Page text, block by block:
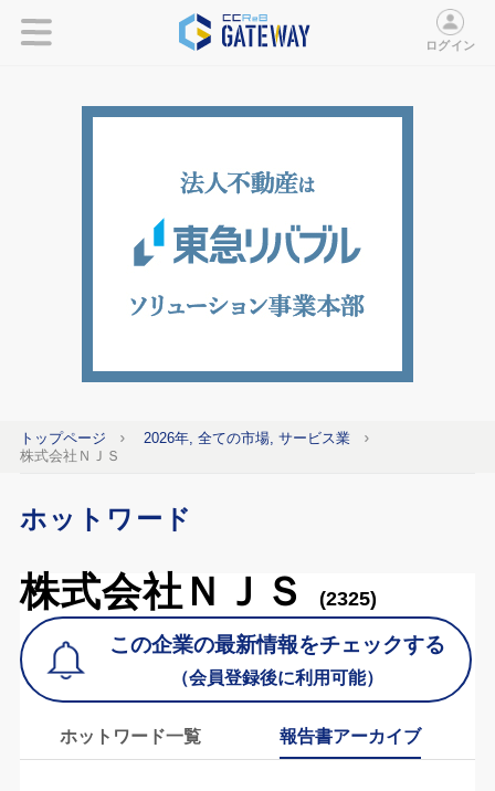
ログイン
トップページ
2026年, 全ての市場, サービス業
株式会社ＮＪＳ
ホットワード
株式会社ＮＪＳ (2325)
この企業の最新情報をチェックする
（会員登録後に利用可能）
ホットワード一覧 報告書アーカイブ